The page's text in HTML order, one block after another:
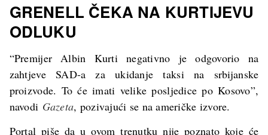
GRENELL ČEKA NA KURTIJEVU
ODLUKU
“Premijer Albin Kurti negativno je odgovorio na
zahtjeve SAD-a za ukidanje taksi na srbijanske
proizvode. To će imati velike posljedice po Kosovo”,
navodi Gazeta, pozivajući se na američke izvore.
Portal piše da u ovom trenutku nije poznato koje će